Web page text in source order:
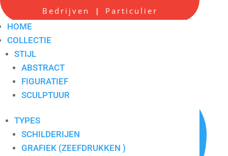
Bedrijven | Particulier
HOME
COLLECTIE
STIJL
ABSTRACT
FIGURATIEF
SCULPTUUR
TYPES
SCHILDERIJEN
GRAFIEK (ZEEFDRUKKEN )
Colorfull schilderij
Artikelnummer: